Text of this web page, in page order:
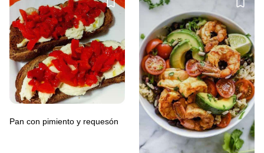
Pan con pimiento y requesón